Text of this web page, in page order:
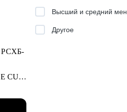
РСХБ-
CUP
Высший и средний
Другое